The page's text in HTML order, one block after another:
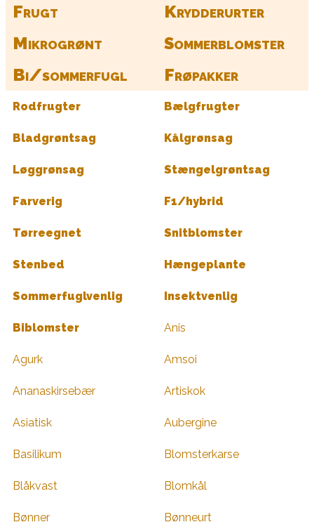
Frugt
Krydderurter
Mikrogrønt
Sommerblomster
Bi/sommerfugl
Frøpakker
Rodfrugter Bælgfrugter
Bladgrøntsag Kålgrønsag
Løggrønsag Stængelgrøntsag
Farverig F1/hybrid
Tørreegnet Snitblomster
Stenbed Hængeplante
Sommerfuglvenlig Insektvenlig
Biblomster Anis
Agurk Amsoi
Ananaskirsebær Artiskok
Asiatisk Aubergine
Basilikum Blomsterkarse
Blåkvast Blomkål
Bønner Bønneurt